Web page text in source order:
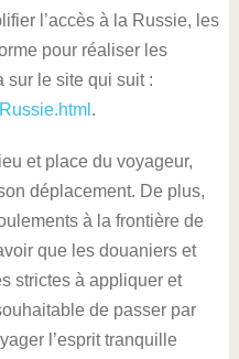
l’accès à la Russie, les
pour réaliser les
sur le site qui suit :
.
et place du voyageur,
déplacement. De plus,
à la frontière de
que les douaniers et
strictes à appliquer et
de passer par
l’esprit tranquille